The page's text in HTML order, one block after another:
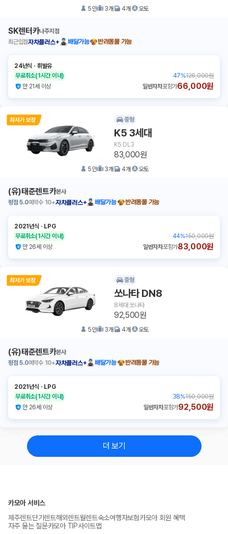
5인 3개 4개 오토
SK렌터카나주지점
최근입점자차플러스+ 배달가능 반려동물 가능
24년식 ㆍ 휘발유
무료취소(1시간 이내) 47%126,000원
만 21세 이상
일반자차포함가66,000원
중형
K5 3세대
K5 DL3
83,000원
5인 3개 4개 오토
(유)태준렌트카본사
평점 5.0예약수 10+자차플러스+ 배달가능 반려동물 가능
2021년식 ㆍ LPG
무료취소(1시간 이내) 44%150,000원
만 26세 이상
일반자차포함가83,000원
중형
쏘나타 DN8
8세대 쏘나타
92,500원
5인 3개 4개 오토
(유)태준렌트카본사
평점 5.0예약수 10+자차플러스+ 배달가능 반려동물 가능
2021년식 ㆍ LPG
무료취소(1시간 이내) 38%150,000원
만 26세 이상
일반자차포함가92,500원
더 보기
카모아 서비스
제주렌트단기렌트해외렌트월렌트숙소여행자보험카모아 회원 혜택
자주 묻는 질문카모아 TIP사이트맵